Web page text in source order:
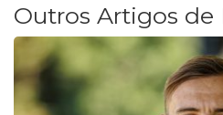
Outros Artigos de